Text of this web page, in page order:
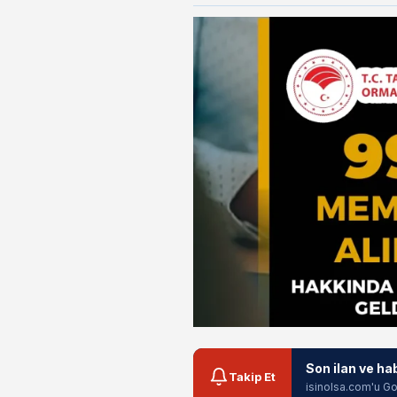
Takip Et
Son ilan ve
isinolsa.com'u